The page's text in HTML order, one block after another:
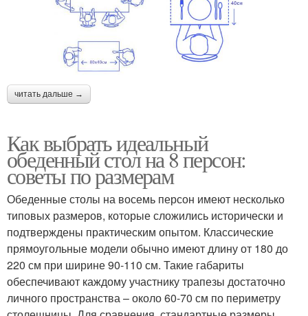
читать дальше →
Как выбрать идеальный
обеденный стол на 8 персон:
советы по размерам
Обеденные столы на восемь персон имеют несколько
типовых размеров, которые сложились исторически и
подтверждены практическим опытом. Классические
прямоугольные модели обычно имеют длину от 180 до
220 см при ширине 90-110 см. Такие габариты
обеспечивают каждому участнику трапезы достаточно
личного пространства – около 60-70 см по периметру